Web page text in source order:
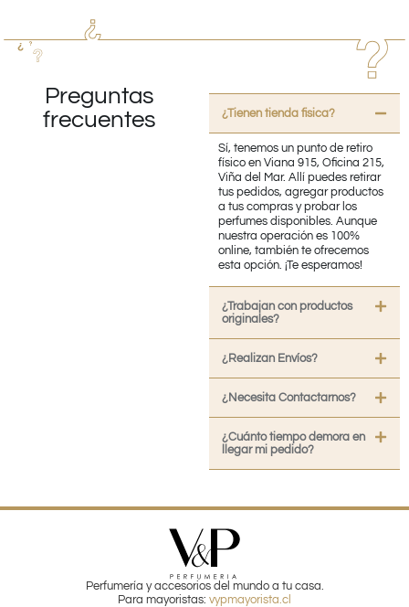
Preguntas
frecuentes
¿Tienen tienda fisica?
Sí, tenemos un punto de retiro
físico en Viana 915, Oficina 215,
Viña del Mar. Allí puedes retirar
tus pedidos, agregar productos
a tus compras y probar los
perfumes disponibles. Aunque
nuestra operación es 100%
online, también te ofrecemos
esta opción. ¡Te esperamos!
¿Trabajan con productos
originales?
¿Realizan Envíos?
¿Necesita Contactarnos?
¿Cuánto tiempo demora en
llegar mi pedido?
Perfumería y accesorios del mundo a tu casa.
Para mayoristas: vypmayorista.cl